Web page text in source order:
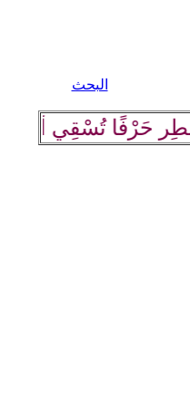
البحث
حَرْفًا تُسْقِي أرْضَهَا